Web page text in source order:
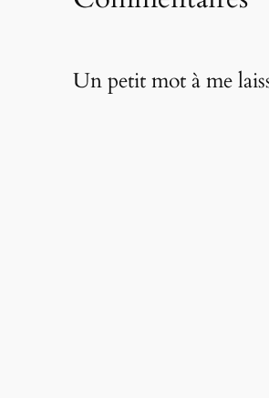
Un petit mot à me